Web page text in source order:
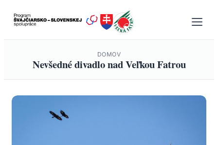
DOMOV
Nevšedné divadlo nad Veľkou Fatrou